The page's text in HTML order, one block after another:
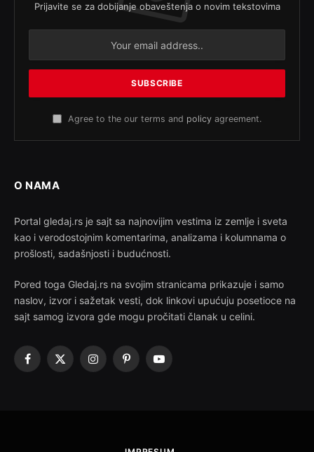
Prijavite se za dobijanje obaveštenja o novim tekstovima
Agree to the our terms and policy agreement.
O NAMA
Portal gledaj.rs je sajt sa najnovijim vestima iz zemlje i sveta
kao i verodostojnim komentarima, analizama i kolumnama o
prošlosti, sadašnjosti i budućnosti.
Pored toga Gledaj.rs na svojim stranicama prikazuje i samo
naslov, izvor i sažetak vesti, dok linkovi upućuju posetioce na
sajt samog izvora gde mogu pročitati članak u celini.
Facebook
X
InstagramPinterestYouTube